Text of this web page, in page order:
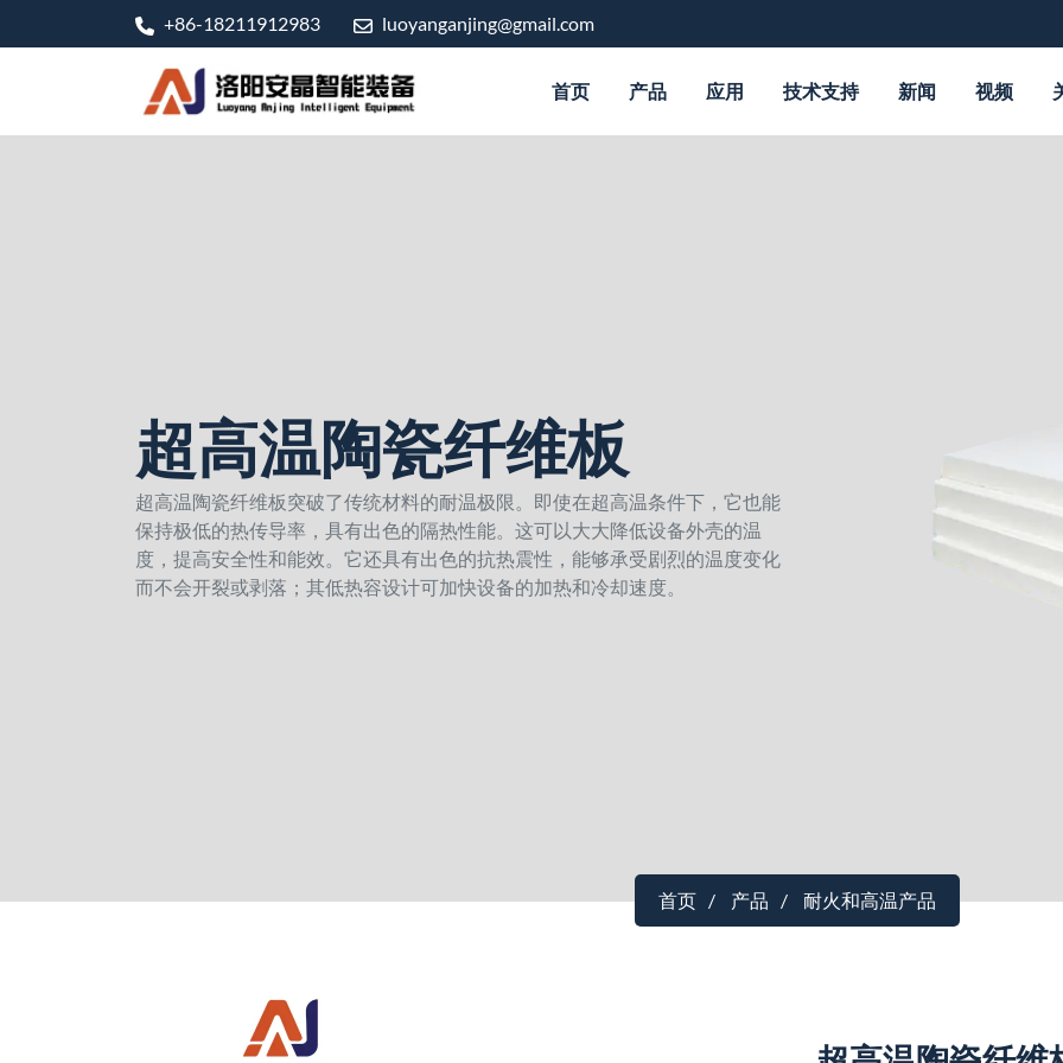
+86-18211912983 luoyanganjing@gmail.com
首页 产品 应用 技术支持 新闻 视频
超高温陶瓷纤维板
超高温陶瓷纤维板突破了传统材料的耐温极限。即使在超高温条件下，它也能
保持极低的热传导率，具有出色的隔热性能。这可以大大降低设备外壳的温
度，提高安全性和能效。它还具有出色的抗热震性，能够承受剧烈的温度变化
而不会开裂或剥落；其低热容设计可加快设备的加热和冷却速度。
首页 产品 耐火和高温产品